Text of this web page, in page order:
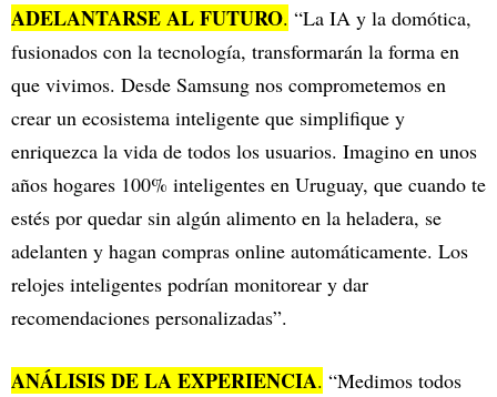
ADELANTARSE AL FUTURO. “La IA y la domótica,
fusionados con la tecnología, transformarán la forma en
que vivimos. Desde Samsung nos comprometemos en
crear un ecosistema inteligente que simplifique y
enriquezca la vida de todos los usuarios. Imagino en unos
años hogares 100% inteligentes en Uruguay, que cuando te
estés por quedar sin algún alimento en la heladera, se
adelanten y hagan compras online automáticamente. Los
relojes inteligentes podrían monitorear y dar
recomendaciones personalizadas”.
ANÁLISIS DE LA EXPERIENCIA. “Medimos todos